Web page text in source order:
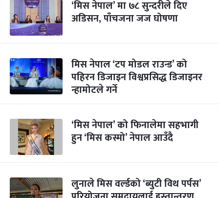
‘मिस नेपाल’ मा ७८ सुन्दरीले दिए
अडिसन, पाँचजना जज घोषणा
मिस नेपाल ‘टप मोडल राउन्ड’ को
पहिरन डिजाइन विश्वप्रसिद्ध डिजाइनर
न्हामोटले गर्ने
‘मिस नेपाल’ को फिनालेमा सहभागी
हुन ‘मिस कस्मो’ नेपाल आउँदै
लुनाले मिस वर्ल्डको ‘ब्युटी विथ पर्पस’